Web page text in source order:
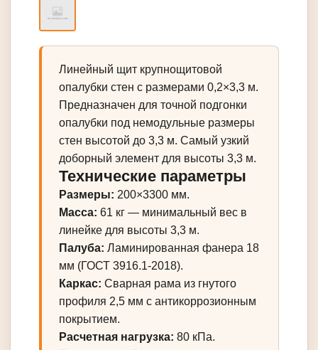
Линейный щит крупнощитовой
опалубки стен с размерами 0,2×3,3 м.
Предназначен для точной подгонки
опалубки под немодульные размеры
стен высотой до 3,3 м. Самый узкий
доборный элемент для высоты 3,3 м.
Технические параметры
Размеры: 200×3300 мм.
Масса: 61 кг — минимальный вес в
линейке для высоты 3,3 м.
Палуба: Ламинированная фанера 18
мм (ГОСТ 3916.1-2018).
Каркас: Сварная рама из гнутого
профиля 2,5 мм с антикоррозионным
покрытием.
Расчетная нагрузка: 80 кПа.